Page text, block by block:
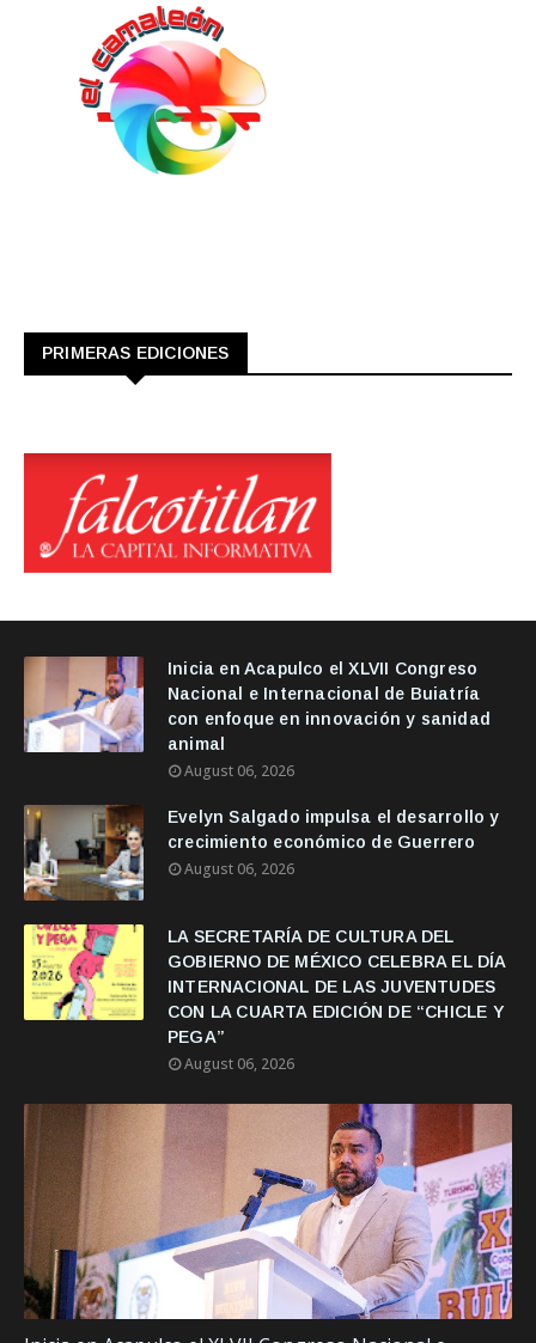
PRIMERAS EDICIONES
Inicia en Acapulco el XLVII Congreso
Nacional e Internacional de Buiatría
con enfoque en innovación y sanidad
animal
August 06, 2026
Evelyn Salgado impulsa el desarrollo y
crecimiento económico de Guerrero
August 06, 2026
LA SECRETARÍA DE CULTURA DEL
GOBIERNO DE MÉXICO CELEBRA EL DÍA
INTERNACIONAL DE LAS JUVENTUDES
CON LA CUARTA EDICIÓN DE “CHICLE Y
PEGA”
August 06, 2026